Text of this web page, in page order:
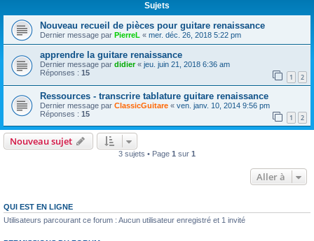
Sujets
Nouveau recueil de pièces pour guitare renaissance
Dernier message par PierreL « mer. déc. 26, 2018 5:22 pm
apprendre la guitare renaissance
Dernier message par didier« jeu. juin 21, 2018 6:36 am
Réponses : 15 1 2
Ressources - transcrire tablature guitare renaissance
Dernier message par ClassicGuitare « ven. janv. 10, 2014 9:56 pm
Réponses : 15 1 2
Nouveau sujet
3 sujets • Page 1 sur 1
Aller à
QUI EST EN LIGNE
Utilisateurs parcourant ce forum : Aucun utilisateur enregistré et 1 invité